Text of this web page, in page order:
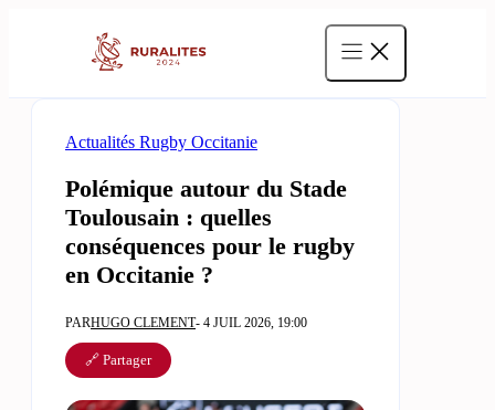
Actualités Rugby Occitanie
Polémique autour du Stade
Toulousain : quelles
conséquences pour le rugby
en Occitanie ?
PARHUGO CLEMENT- 4 JUIL 2026, 19:00
🔗 Partager